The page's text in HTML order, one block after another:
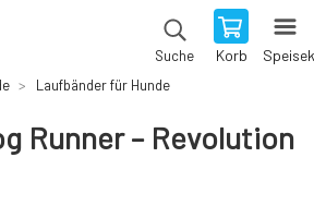
Suche Korb
Laufbänder für Hunde
Runner – Revolution